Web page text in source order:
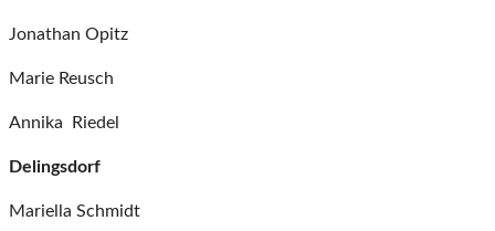
Jonathan Opitz
Marie Reusch
Annika Riedel
Delingsdorf
Mariella Schmidt